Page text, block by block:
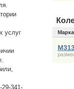
услуг
29-341-
Марка